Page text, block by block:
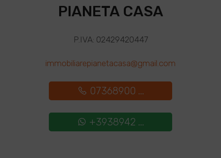
PIANETA CASA
P.IVA: 02429420447
immobiliarepianetacasa@gmail.com
07368900 ...
+3938942 ...